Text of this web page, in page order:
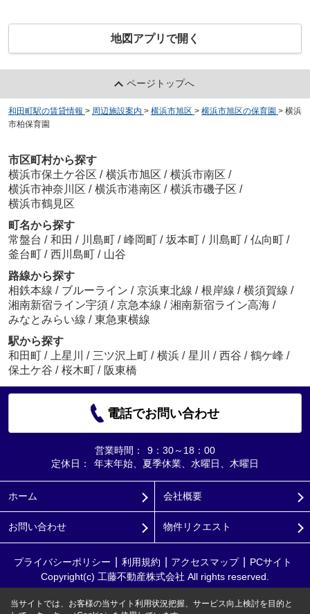
地図アプリで開く
ページトップへ
和田町駅の賃貸情報 > 周辺施設案内 > 横浜市旭区 > 横浜市旭区の保育園 > 横浜
市柏保育園
市区町村から探す
横浜市保土ケ谷区 / 横浜市旭区 / 横浜市南区 /
横浜市神奈川区 / 横浜市港南区 / 横浜市磯子区 /
横浜市鶴見区
町名から探す
常盤台 / 和田 / 川島町 / 峰岡町 / 坂本町 / 川島町 / 仏向町 /
釜台町 / 西川島町 / 山谷
路線から探す
相鉄本線 / ブルーライン / 京浜東北線 / 根岸線 / 横須賀線 /
湘南新宿ライン宇須 / 京急本線 / 湘南新宿ライン高海 /
みなとみらい線 / 東急東横線
駅から探す
和田町 / 上星川 / 三ツ沢上町 / 横浜 / 星川 / 西谷 / 鶴ケ峰 /
保土ケ谷 / 桜木町 / 阪東橋
電話でお問い合わせ
営業時間：
9：30～18：00
定休日：
年末年始、夏季休業、水曜日、木曜日
ホーム 会社概要
お問い合わせ 物件リクエスト
プライバシーポリシー 利用規約 アクセスマップ
PCサイト
Copyright(c) 工藤不動産株式会社 All rights reserved.
当サイトでは、お客様の当サイト利用状況把握、サービス向上検討を目的と